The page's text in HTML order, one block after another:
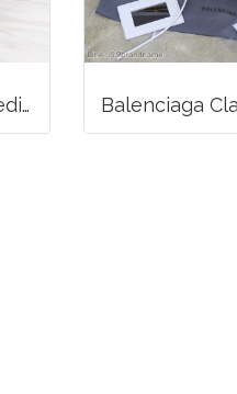
Likenew Celine Ava Medium Triomphe Canvas